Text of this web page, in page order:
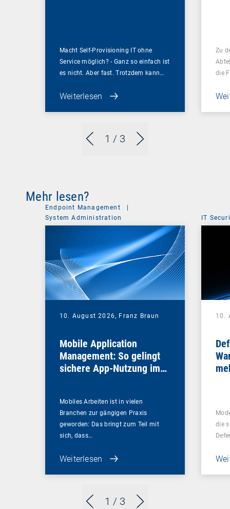
1 / 3
Macht Self-Provisioning IT ohne
Service möglich? - Ganz so einfach ist
es nicht. Aber fast. Trotzdem kann…
Weiterlesen
Zu
die
Mehr lesen?
1 / 3
Endpoint Management
System Administration
10. August 2026, Franz Braun
Mobile Application
Management: So gelingt
sichere App-Nutzung im
Mobiles Arbeiten ist in vielen
Branchen zur gängigen Praxis
geworden: Das bringt zum Teil mit
sich, dass…
Weiterlesen
IT
10.
die